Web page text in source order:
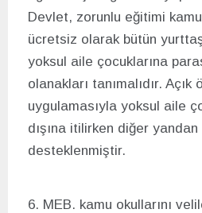
Devlet, zorunlu eğitimi
ücretsiz olarak bütün
yoksul aile çocuklarına
olanakları tanımalıdır. Açık
uygulamasıyla yoksul aile
dışına itilirken diğer
desteklenmiştir.
6. MEB. kamu okullarını